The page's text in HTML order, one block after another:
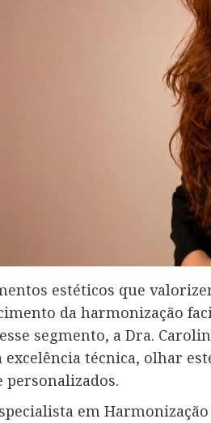
estéticos que
da harmonização
segmento, a Dra.
técnica, olhar
em